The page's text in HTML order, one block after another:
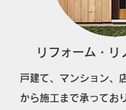
リフォーム・リ
戸建て、マンション、
から施工まで承ってお